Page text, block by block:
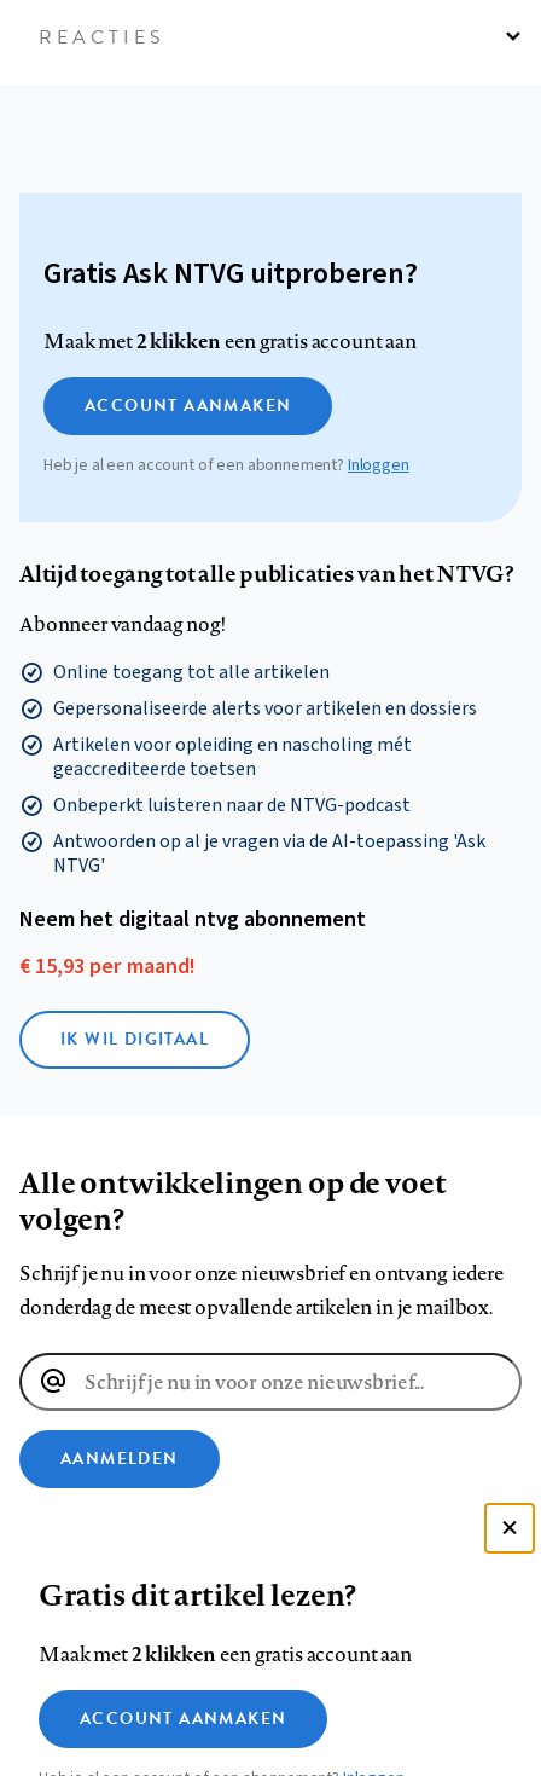
REACTIES
Gratis Ask NTVG uitproberen?
Maak met2 klikkeneen gratis account aan
ACCOUNT AANMAKEN
Heb je al een account of een abonnement?Inloggen
Altijd toegang tot alle publicaties van het NTVG?
Abonneer vandaag nog!
Online toegang tot alle artikelen
Gepersonaliseerde alerts voor artikelen en dossiers
Artikelen voor opleiding en nascholing mét
geaccrediteerde toetsen
Onbeperkt luisteren naar de NTVG-podcast
Antwoorden op al je vragen via de AI-toepassing 'Ask
NTVG'
Neem het digitaal ntvg abonnement
€ 15,93 per maand!
IK WIL DIGITAAL
Alle ontwikkelingen op de voet
volgen?
Schrijf je nu in voor onze nieuwsbrief en ontvang iedere
donderdag de meest opvallende artikelen in je mailbox.
E-
mailadres
AANMELDEN
ons
op
Facebook
ons
op
LinkedIn
ons
op
Bluesky
ons
op
Instagram
ons
op
YouTube
ons
Footer
Contact Colofon Disclaimer Privacy
Medische vragen verdienen
betrouwbare antwoorden
Zie onze cookie policy
Analytische cookies
Gratis dit artikel lezen?
Maak met2 klikkeneen gratis account aan
ACCOUNT AANMAKEN